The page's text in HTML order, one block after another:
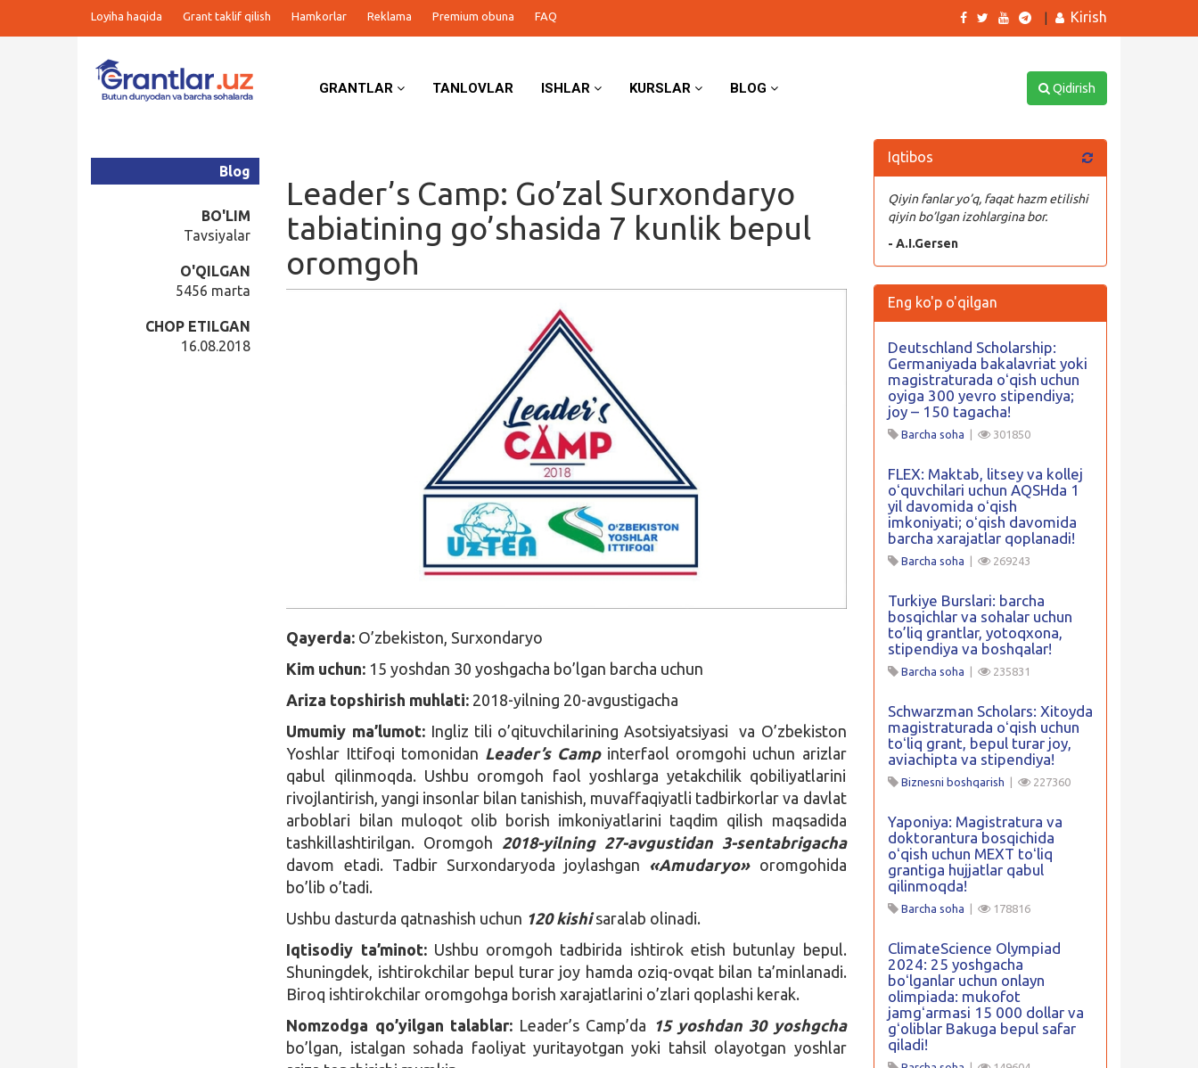
Loyiha haqida Grant taklif qilish Hamkorlar Reklama Premium obuna FAQ Kirish
GRANTLAR TANLOVLAR ISHLAR KURSLAR BLOG Qidirish
Leader’s Camp: Go’zal Surxondaryo
tabiatining go’shasida 7 kunlik bepul
oromgoh
Blog
BO'LIM
Tavsiyalar
O'QILGAN
5456 marta
CHOP ETILGAN
16.08.2018
Qayerda: O’zbekiston, Surxondaryo
Kim uchun: 15 yoshdan 30 yoshgacha bo’lgan barcha uchun
Ariza topshirish muhlati: 2018-yilning 20-avgustigacha
Umumiy ma’lumot:Ingliz tili o’qituvchilarining Asotsiyatsiyasi va O’zbekiston
Yoshlar Ittifoqi tomonidan Leader’s Campinterfaol oromgohi uchun arizlar
qabul qilinmoqda. Ushbu oromgoh faol yoshlarga yetakchilik qobiliyatlarini
rivojlantirish, yangi insonlar bilan tanishish, muvaffaqiyatli tadbirkorlar va davlat
arboblari bilan muloqot olib borish imkoniyatlarini taqdim qilish maqsadida
tashkillashtirilgan. Oromgoh 2018-yilning 27-avgustidan 3-sentabrigacha
davom etadi. Tadbir Surxondaryoda joylashgan «Amudaryo»oromgohida
bo’lib o’tadi.
Ushbu dasturda qatnashish uchun 120 kishisaralab olinadi.
Iqtisodiy ta’minot:Ushbu oromgoh tadbirida ishtirok etish butunlay bepul.
Shuningdek, ishtirokchilar bepul turar joy hamda oziq-ovqat bilan ta’minlanadi.
Biroq ishtirokchilar oromgohga borish xarajatlarini o’zlari qoplashi kerak.
Nomzodga qo’yilgan talablar:Leader’s Camp’da 15 yoshdan 30 yoshgcha
bo’lgan, istalgan sohada faoliyat yuritayotgan yoki tahsil olayotgan yoshlar
Iqtibos
Qiyin fanlar yo’q, faqat hazm etilishi
qiyin bo’lgan izohlargina bor.
- A.I.Gersen
Eng ko'p o'qilgan
Deutschland Scholarship:
Germaniyada bakalavriat yoki
magistraturada oʻqish uchun
oyiga 300 yevro stipendiya;
joy – 150 tagacha!
Barcha soha 301850
FLEX: Maktab, litsey va kollej
oʻquvchilari uchun AQSHda 1
yil davomida oʻqish
imkoniyati; oʻqish davomida
barcha xarajatlar qoplanadi!
Barcha soha 269243
Turkiye Burslari: barcha
bosqichlar va sohalar uchun
to’liq grantlar, yotoqxona,
stipendiya va boshqalar!
Barcha soha 235831
Schwarzman Scholars: Xitoyda
magistraturada oʻqish uchun
toʻliq grant, bepul turar joy,
aviachipta va stipendiya!
Biznesni boshqarish 227360
Yaponiya: Magistratura va
doktorantura bosqichida
oʻqish uchun MEXT toʻliq
grantiga hujjatlar qabul
qilinmoqda!
Barcha soha 178816
ClimateScience Olympiad
2024: 25 yoshgacha
boʻlganlar uchun onlayn
olimpiada: mukofot
jamgʻarmasi 15 000 dollar va
gʻoliblar Bakuga bepul safar
qiladi!